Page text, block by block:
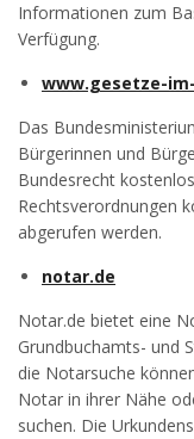
Informationen zum
Verfügung.
www.gesetze-
Das
Bürgerinnen und
Bundesrecht
Rechtsverordnungen
abgerufen werden.
notar.de
Notar.de bietet eine
Grundbuchamts- und
die Notarsuche
Notar in ihrer Nähe
suchen. Die